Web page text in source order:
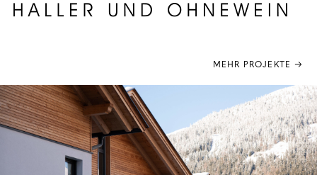
MEHR PROJEKTE →